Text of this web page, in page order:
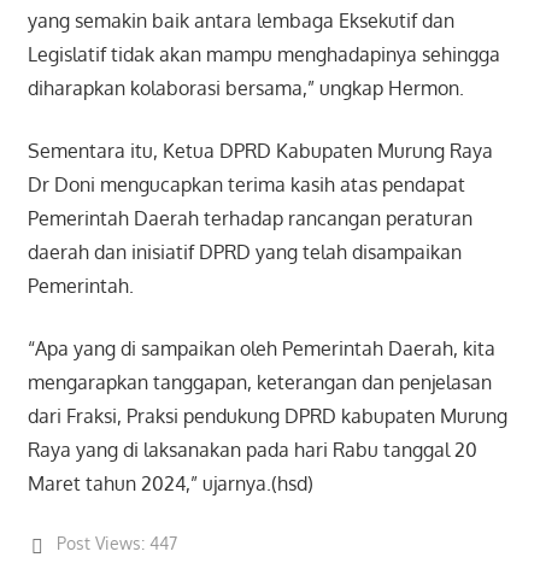
yang semakin baik antara lembaga Eksekutif dan
Legislatif tidak akan mampu menghadapinya sehingga
diharapkan kolaborasi bersama,” ungkap Hermon.
Sementara itu, Ketua DPRD Kabupaten Murung Raya
Dr Doni mengucapkan terima kasih atas pendapat
Pemerintah Daerah terhadap rancangan peraturan
daerah dan inisiatif DPRD yang telah disampaikan
Pemerintah.
“Apa yang di sampaikan oleh Pemerintah Daerah, kita
mengarapkan tanggapan, keterangan dan penjelasan
dari Fraksi, Praksi pendukung DPRD kabupaten Murung
Raya yang di laksanakan pada hari Rabu tanggal 20
Maret tahun 2024,” ujarnya.(hsd)
Post Views: 447